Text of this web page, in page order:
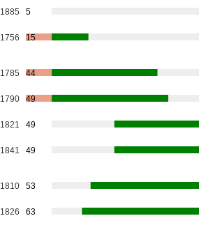
1885 5
1756 15
1785 44
1790 49
1821 49
1841 49
1810 53
1826 63